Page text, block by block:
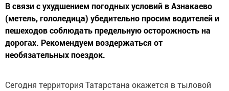
В связи с ухудшением погодных условий в Азнакаево
(метель, гололедица) убедительно просим водителей и
пешеходов соблюдать предельную осторожность на
дорогах. Рекомендуем воздержаться от
необязательных поездок.
Сегодня территория Татарстана окажется в тыловой